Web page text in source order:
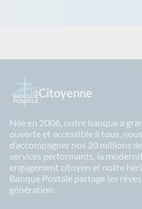
Citoyenne
Née en 2006, notre banque a
ouverte et accessible à tous,
d’accompagner nos 20 millions
services performants, la
engagement citoyen et notre
Banque Postale partage les
génération.